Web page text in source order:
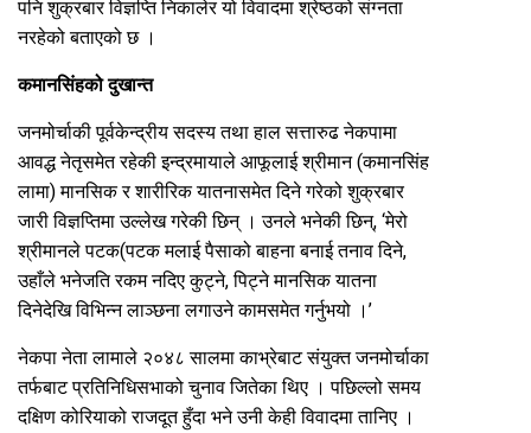
पनि शुक्रबार विज्ञप्ति निकालेर यो विवादमा श्रेष्ठको संग्नता
नरहेको बताएको छ ।
कमानसिंहको दुखान्त
जनमोर्चाकी पूर्वकेन्द्रीय सदस्य तथा हाल सत्तारुढ नेकपामा
आवद्ध नेतृसमेत रहेकी इन्द्रमायाले आफूलाई श्रीमान (कमानसिंह
लामा) मानसिक र शारीरिक यातनासमेत दिने गरेको शुक्रबार
जारी विज्ञप्तिमा उल्लेख गरेकी छिन् । उनले भनेकी छिन्, ‘मेरो
श्रीमानले पटक(पटक मलाई पैसाको बाहना बनाई तनाव दिने,
उहाँले भनेजति रकम नदिए कुट्ने, पिट्ने मानसिक यातना
दिनेदेखि विभिन्न लाञ्छना लगाउने कामसमेत गर्नुभयो ।’
नेकपा नेता लामाले २०४८ सालमा काभ्रेबाट संयुक्त जनमोर्चाका
तर्फबाट प्रतिनिधिसभाको चुनाव जितेका थिए । पछिल्लो समय
दक्षिण कोरियाको राजदूत हुँदा भने उनी केही विवादमा तानिए ।